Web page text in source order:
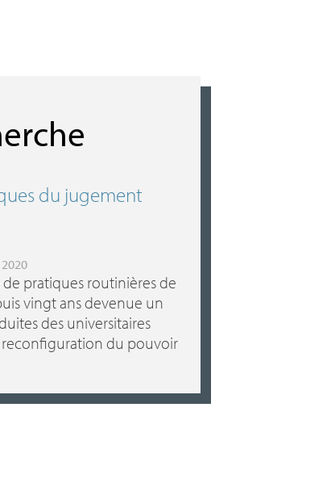
du jugement
de pratiques routinières de
vingt ans devenue un
des universitaires
reconfiguration du pouvoir